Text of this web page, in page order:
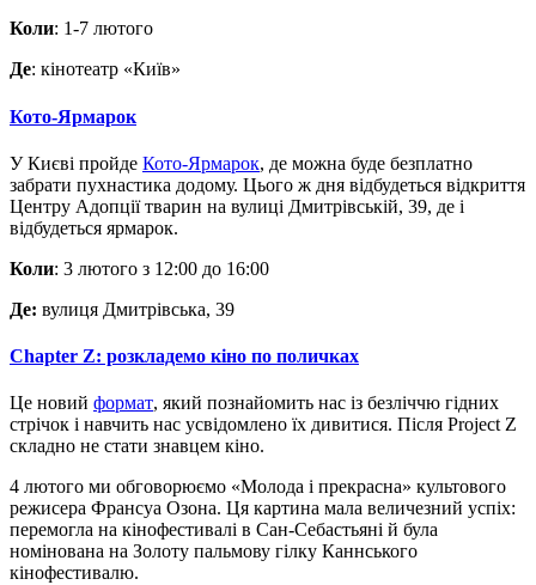
Коли: 1-7 лютого
Де: кінотеатр «Київ»
Кото-Ярмарок
У Києві пройде Кото-Ярмарок, де можна буде безплатно
забрати пухнастика додому. Цього ж дня відбудеться відкриття
Центру Адопції тварин на вулиці Дмитрівській, 39, де і
відбудеться ярмарок.
Коли: 3 лютого з 12:00 до 16:00
Де: вулиця Дмитрівська, 39
Chapter Z: розкладемо кіно по поличках
Це новий формат, який познайомить нас із безліччю гідних
стрічок і навчить нас усвідомлено їх дивитися. Після Project Z
складно не стати знавцем кіно.
4 лютого ми обговорюємо «Молода і прекрасна» культового
режисера Франсуа Озона. Ця картина мала величезний успіх:
перемогла на кінофестивалі в Сан-Себастьяні й була
номінована на Золоту пальмову гілку Каннського
кінофестивалю.